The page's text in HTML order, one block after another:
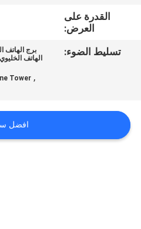
خريطة
القدرة على
العرض:
تسليط الضوء:
,
Tower
افضل